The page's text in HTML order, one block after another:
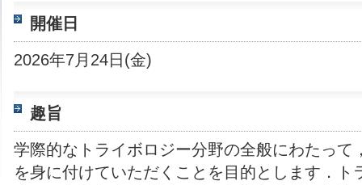
開催日
2026年7月24日(金)
趣旨
学際的なトライボロジー分野の全般にわたって
を身に付けていただくことを目的とします．ト